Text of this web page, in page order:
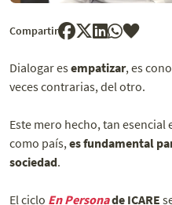
Compartir
Dialogar esempatizar, es
veces contrarias, del otro.
Este mero hecho, tan
como país,es fundamental
sociedad.
El ciclo En Personade ICARE